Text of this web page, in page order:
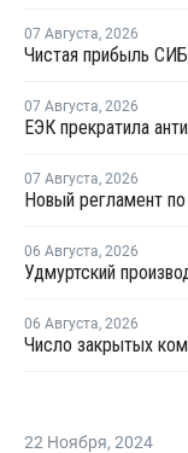
07 Августа, 2026
07 Августа, 2026
07 Августа, 2026
06 Августа, 2026
06 Августа, 2026
22 Ноября, 2024